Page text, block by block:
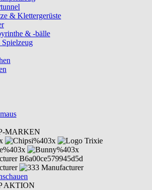
& Klettergerüste
& -bälle
Spielzeug
MARKEN
AKTION